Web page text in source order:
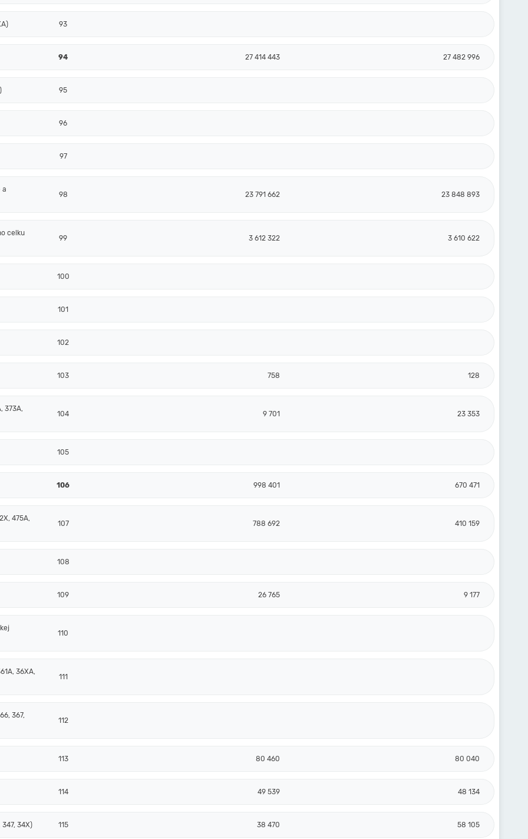
93
94 27 414 443 27 482 996
95
96
97
a
98 23 791 662 23 848 893
celku
99 3 612 322 3 610 622
100
101
102
103 758 128
373A,
104 9 701 23 353
105
106 998 401 670 471
475A,
107 788 692 410 159
108
109 26 765 9 177
110
36XA,
111
367,
112
113 80 460 80 040
114 49 539 48 134
34X) 115 38 470 58 105